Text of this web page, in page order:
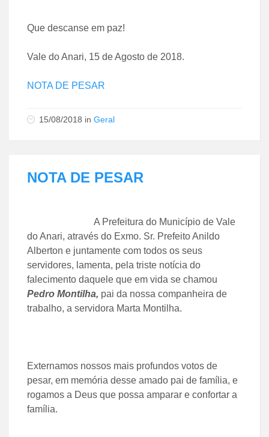
Que descanse em paz!
Vale do Anari, 15 de Agosto de 2018.
NOTA DE PESAR
15/08/2018 in Geral
NOTA DE PESAR
A Prefeitura do Município de Vale
do Anari, através do Exmo. Sr. Prefeito Anildo
Alberton e juntamente com todos os seus
servidores, lamenta, pela triste notícia do
falecimento daquele que em vida se chamou
Pedro Montilha, pai da nossa companheira de
trabalho, a servidora Marta Montilha.
Externamos nossos mais profundos votos de
pesar, em memória desse amado pai de família, e
rogamos a Deus que possa amparar e confortar a
família.